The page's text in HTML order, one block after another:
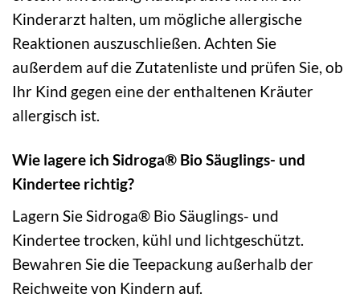
Kinderarzt halten, um mögliche allergische
Reaktionen auszuschließen. Achten Sie
außerdem auf die Zutatenliste und prüfen Sie, ob
Ihr Kind gegen eine der enthaltenen Kräuter
allergisch ist.
Wie lagere ich Sidroga® Bio Säuglings- und
Kindertee richtig?
Lagern Sie Sidroga® Bio Säuglings- und
Kindertee trocken, kühl und lichtgeschützt.
Bewahren Sie die Teepackung außerhalb der
Reichweite von Kindern auf.